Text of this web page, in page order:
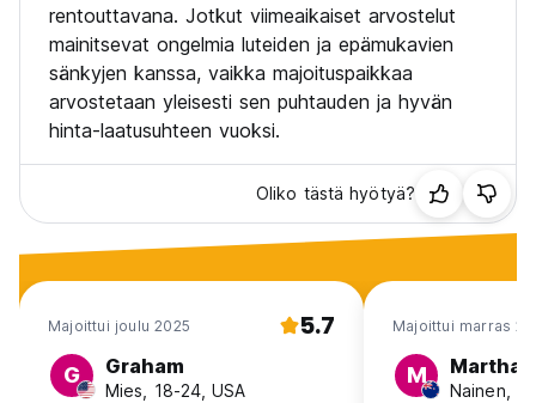
rentouttavana. Jotkut viimeaikaiset arvostelut
mainitsevat ongelmia luteiden ja epämukavien
sänkyjen kanssa, vaikka majoituspaikkaa
arvostetaan yleisesti sen puhtauden ja hyvän
hinta-laatusuhteen vuoksi.
Oliko tästä hyötyä?
Majoittui joulu 2025 5.7
G Graham
Mies, 18-24, USA
Majoittui marras
M Martha